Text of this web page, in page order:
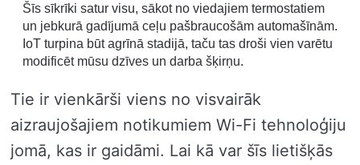
Šīs sīkrīki satur visu, sākot no viedajiem termostatiem
un jebkurā gadījumā ceļu pašbraucošām automašīnām.
IoT turpina būt agrīnā stadijā, taču tas droši vien varētu
modificēt mūsu dzīves un darba šķirņu.
Tie ir vienkārši viens no visvairāk
aizraujošajiem notikumiem Wi-Fi tehnoloģiju
jomā, kas ir gaidāmi. Lai kā var šīs lietišķās